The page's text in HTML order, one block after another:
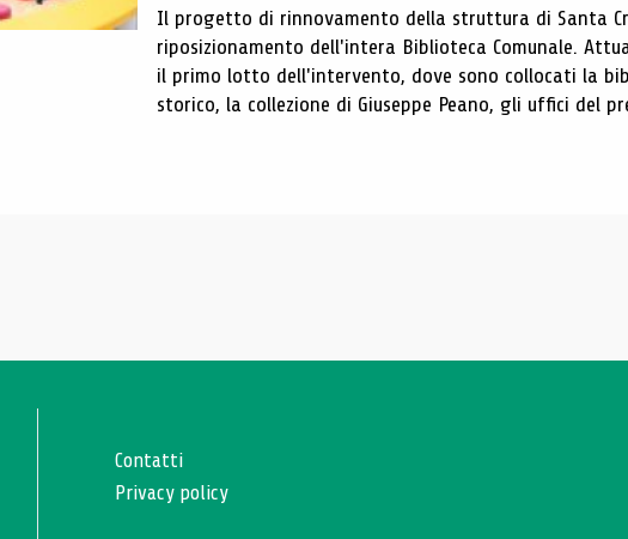
Il progetto di rinnovamento della struttura di Santa
riposizionamento dell'intera Biblioteca Comunale.
il primo lotto dell'intervento, dove sono collocati la
storico, la collezione di Giuseppe Peano, gli uffici del
Contatti
Privacy policy